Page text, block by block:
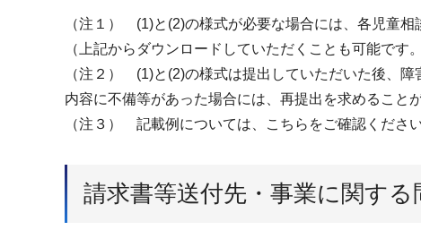
（注１） (1)と(2)の様式が必要な場合には、各児童相
（上記からダウンロードしていただくことも可能です。
（注２） (1)と(2)の様式は提出していただいた後、障
内容に不備等があった場合には、再提出を求めること
（注３） 記載例については、こちらをご確認くださ
請求書等送付先・事業に関す